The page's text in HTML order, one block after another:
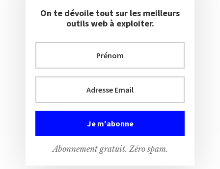
On te dévoile tout sur les meilleurs
outils web à exploiter.
Abonnement gratuit. Zéro spam.